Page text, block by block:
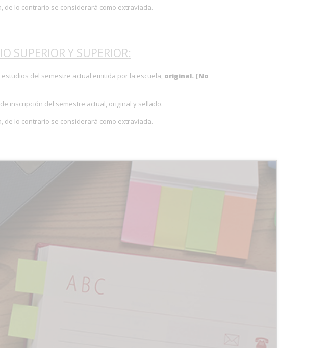
de lo contrario se considerará como extraviada.
SUPERIOR Y SUPERIOR:
estudios del semestre actual emitida por la escuela, original. (No
inscripción del semestre actual, original y sellado.
de lo contrario se considerará como extraviada.